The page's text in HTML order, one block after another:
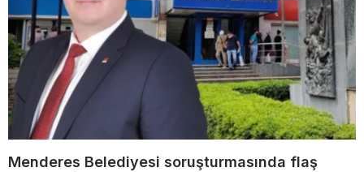
Menderes Belediyesi soruşturmasında flaş